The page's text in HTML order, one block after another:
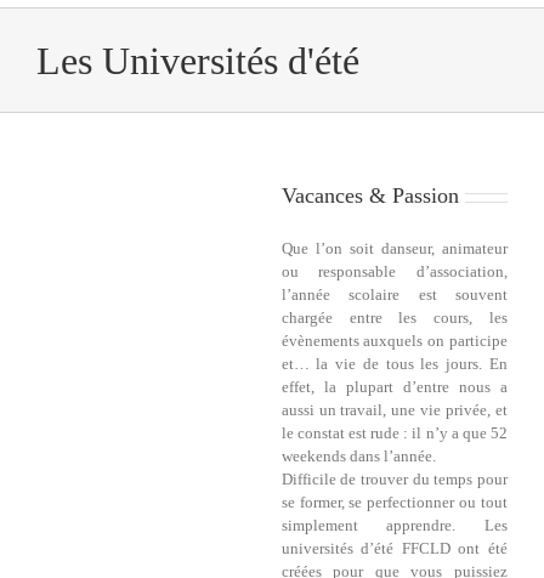
Les Universités d'été
Vacances & Passion
Que l’on soit danseur, animateur
ou responsable d’association,
l’année scolaire est souvent
chargée entre les cours, les
évènements auxquels on participe
et… la vie de tous les jours. En
effet, la plupart d’entre nous a
aussi un travail, une vie privée, et
le constat est rude : il n’y a que 52
weekends dans l’année.
Difficile de trouver du temps pour
se former, se perfectionner ou tout
simplement apprendre. Les
universités d’été FFCLD ont été
créées pour que vous puissiez